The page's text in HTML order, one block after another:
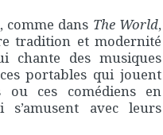
comme dans The World,
tradition et modernité
chante des musiques
portables qui jouent
ou ces comédiens en
s’amusent avec leurs